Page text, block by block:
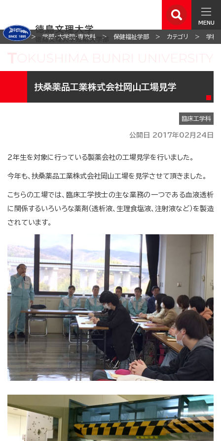
MENU
ホーム 学部・大学院・専攻科 保健福祉学部 カテゴリ 学科
扶桑薬品工業株式会社岡山工場見学
臨床工学科
公開日 2017年02月24日
２年生を対象に行っている製薬会社の工場見学を行いました。
今年も、扶桑薬品工業株式会社岡山工場を見学させて頂きました。
こちらの工場では、臨床工学技士の主な業務の一つである血液透析
に関係するいろいろな薬剤（透析液、生理食塩液、注射液など）を製造
されています。